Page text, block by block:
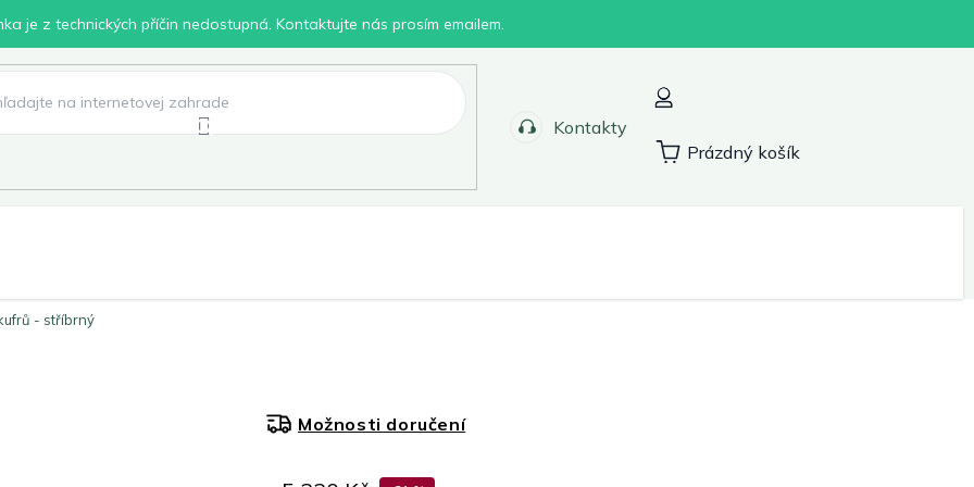
je z technických příčin nedostupná. Kontaktujte nás prosím emailem.
Kontakty
Nákupní
Prázdný košík
- stříbrný
Možnosti doručení